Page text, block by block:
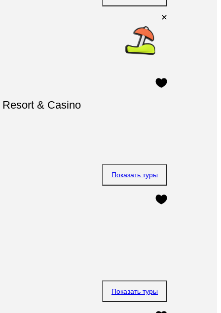
& Casino
Показать туры
Показать туры